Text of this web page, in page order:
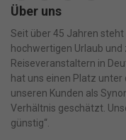
Über uns
Seit über 45 Jahren
hochwertigen Urlaub
Reiseveranstaltern in
hat uns einen Platz
unseren Kunden als
Verhältnis geschätzt.
günstig“.